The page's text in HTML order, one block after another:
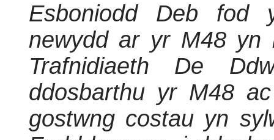
Esboniodd Deb fod
newydd ar yr M48 yn
Trafnidiaeth De
ddosbarthu yr M48
gostwng costau yn